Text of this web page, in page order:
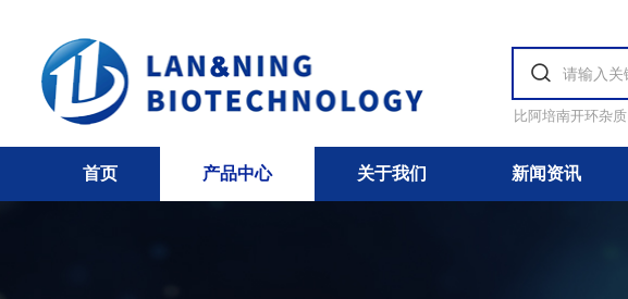
比阿培南开环杂质
首页 产品中心 关于我们 新闻资讯